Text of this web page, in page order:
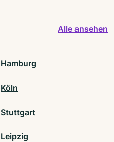
Alle ansehen
Hamburg
Köln
Stuttgart
Leipzig